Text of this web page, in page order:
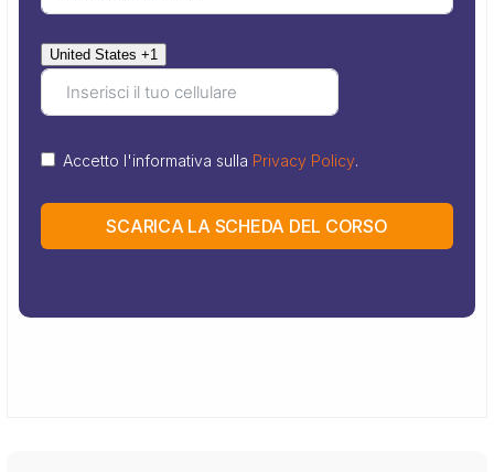
United States +1
Accetto l'informativa sulla Privacy Policy.
SCARICA LA SCHEDA DEL CORSO